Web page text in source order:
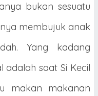
bukan sesuatu
membujuk anak
Yang kadang
saat Si Kecil
makan makanan